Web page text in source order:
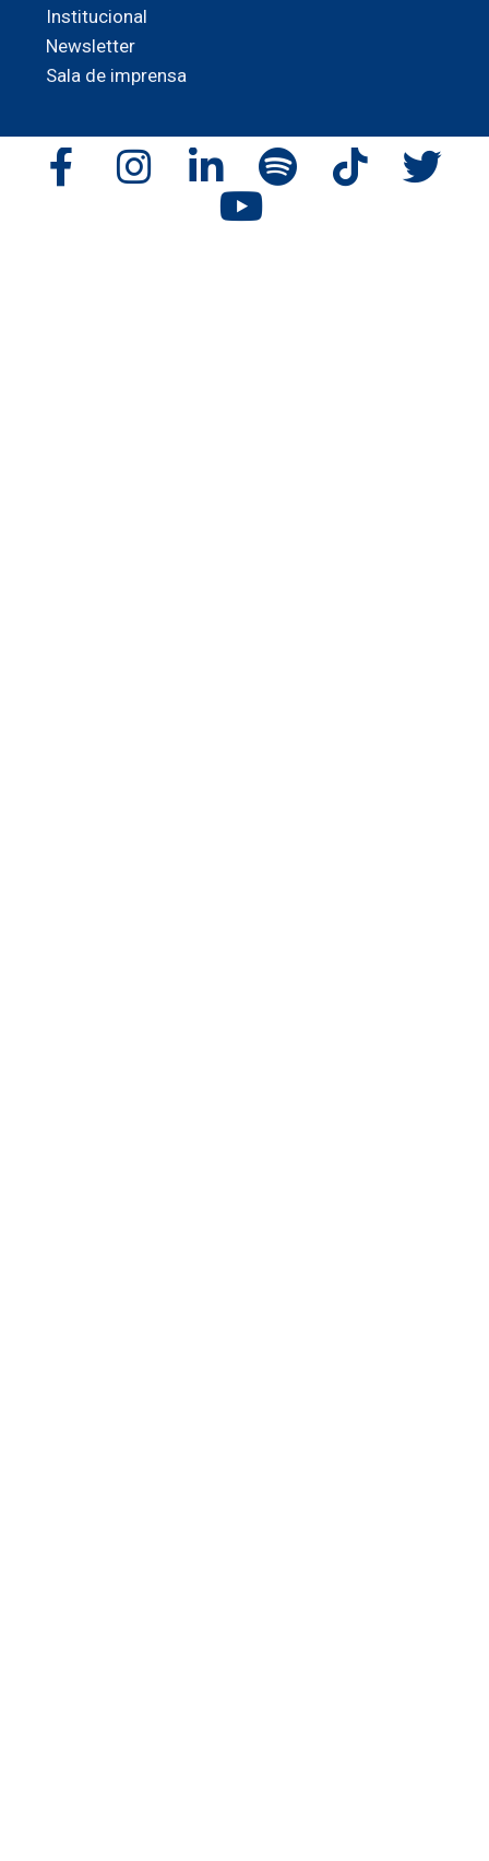
Institucional
Newsletter
Sala de imprensa